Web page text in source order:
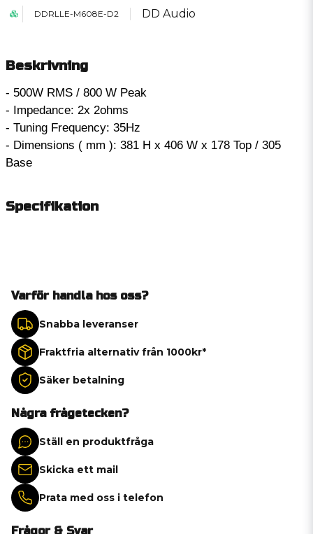
DDRLLE-M608E-D2 DD Audio
Beskrivning
- 500W RMS / 800 W Peak
- Impedance: 2x 2ohms
- Tuning Frequency: 35Hz
- Dimensions ( mm ): 381 H x 406 W x 178 Top / 305
Base
Specifikation
Varför handla hos oss?
Snabba leveranser
Fraktfria alternativ från 1000kr*
Säker betalning
Några frågetecken?
Ställ en produktfråga
Skicka ett mail
Prata med oss i telefon
Frågor & Svar